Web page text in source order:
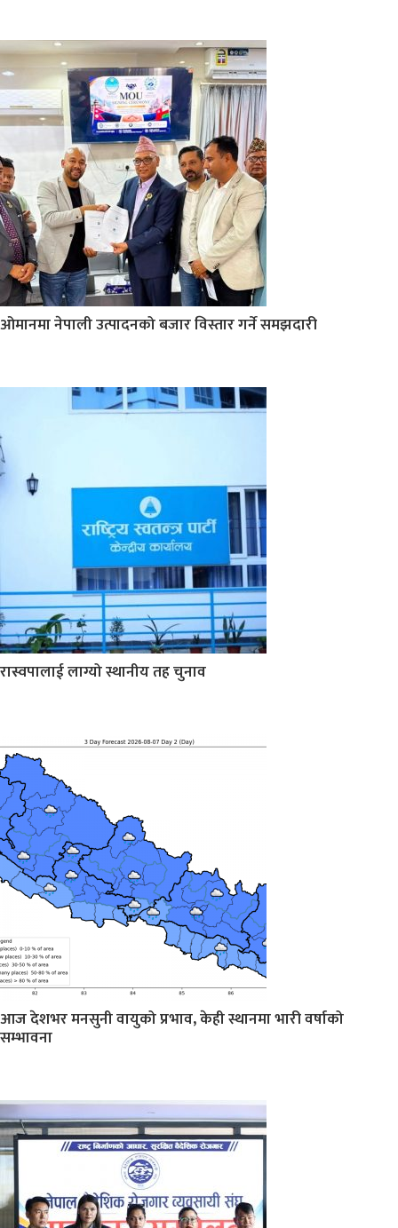
ओमानमा नेपाली उत्पादनको बजार विस्तार गर्ने समझदारी
रास्वपालाई लाग्यो स्थानीय तह चुनाव
आज देशभर मनसुनी वायुको प्रभाव, केही स्थानमा भारी वर्षाको
सम्भावना